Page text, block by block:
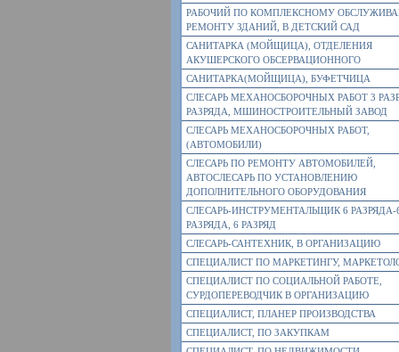
РАБОЧИЙ ПО КОМПЛЕКСНОМУ
РЕМОНТУ ЗДАНИЙ, В ДЕТСКИЙ САД
САНИТАРКА (МОЙЩИЦА), ОТДЕЛЕНИЯ
АКУШЕРСКОГО ОБСЕРВАЦИОННОГО
САНИТАРКА(МОЙЩИЦА), БУФЕТЧИЦА
СЛЕСАРЬ МЕХАНОСБОРОЧНЫХ РАБОТ 3
РАЗРЯДА, МШИНОСТРОИТЕЛЬНЫЙ ЗАВОД
СЛЕСАРЬ МЕХАНОСБОРОЧНЫХ РАБОТ,
(АВТОМОБИЛИ)
СЛЕСАРЬ ПО РЕМОНТУ АВТОМОБИЛЕЙ,
АВТОСЛЕСАРЬ ПО УСТАНОВЛЕНИЮ
ДОПОЛНИТЕЛЬНОГО ОБОРУДОВАНИЯ
СЛЕСАРЬ-ИНСТРУМЕНТАЛЬЩИК 6 РАЗРЯДА-
РАЗРЯДА, 6 РАЗРЯД
СЛЕСАРЬ-САНТЕХНИК, В ОРГАНИЗАЦИЮ
СПЕЦИАЛИСТ ПО МАРКЕТИНГУ,
СПЕЦИАЛИСТ ПО СОЦИАЛЬНОЙ РАБОТЕ,
СУРДОПЕРЕВОДЧИК В ОРГАНИЗАЦИЮ
СПЕЦИАЛИСТ, ПЛАНЕР ПРОИЗВОДСТВА
СПЕЦИАЛИСТ, ПО ЗАКУПКАМ